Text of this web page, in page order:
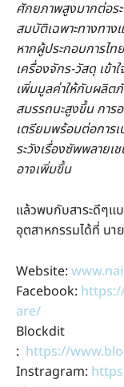
ศักยภาพสูงมากต่อร
สมบัติเฉพาะทางทา
หากผู้ประกอบการไ
เครื่องจักร-วัสดุ เข้า
เพิ่มมูลค่าให้กับผลิต
สมรรถนะสูงขึ้น กา
เตรียมพร้อมต่อการ
ระวังเรื่องซัพพลาย
อาจเพิ่มขึ้น
แล้วพบกับสาระดีๆแ
อุตสาหกรรมได้ที่ นา
Website:
Facebook:
are/
Blockdit
: https://
Instragram: